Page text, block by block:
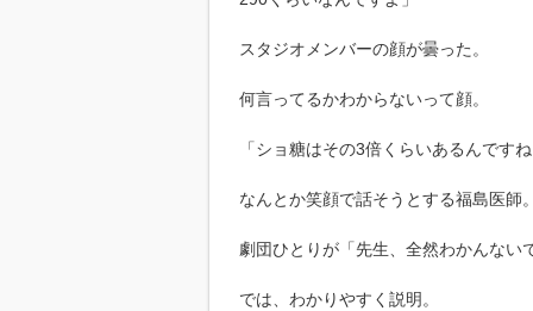
スタジオメンバーの顔が曇った。
何言ってるかわからないって顔。
「ショ糖はその3倍くらいあるんですね
なんとか笑顔で話そうとする福島医師。
劇団ひとりが「先生、全然わかんない
では、わかりやすく説明。